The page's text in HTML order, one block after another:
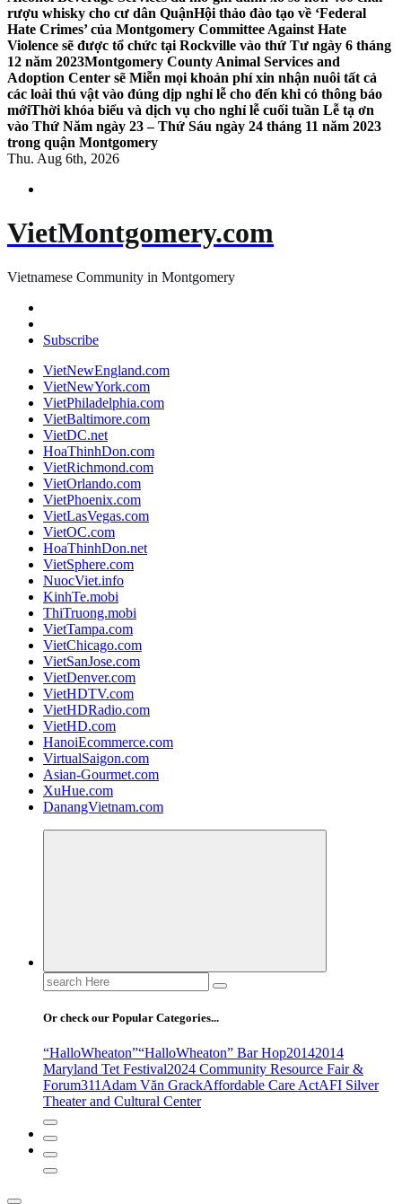
rượu whisky cho cư dân QuậnHội thảo đào tạo về ‘Federal
Hate Crimes’ của Montgomery Committee Against Hate
Violence sẽ được tổ chức tại Rockville vào thứ Tư ngày 6 tháng
12 năm 2023Montgomery County Animal Services and
Adoption Center sẽ Miễn mọi khoản phí xin nhận nuôi tất cả
các loài thú vật vào đúng dịp nghỉ lễ cho đến khi có thông báo
mớiThời khóa biểu và dịch vụ cho nghỉ lễ cuối tuần Lễ tạ ơn
vào Thứ Năm ngày 23 – Thứ Sáu ngày 24 tháng 11 năm 2023
trong quận Montgomery
Thu. Aug 6th, 2026
VietMontgomery.com
Vietnamese Community in Montgomery
Subscribe
VietNewEngland.com
VietNewYork.com
VietPhiladelphia.com
VietBaltimore.com
VietDC.net
HoaThinhDon.com
VietRichmond.com
VietOrlando.com
VietPhoenix.com
VietLasVegas.com
VietOC.com
HoaThinhDon.net
VietSphere.com
NuocViet.info
KinhTe.mobi
ThiTruong.mobi
VietTampa.com
VietChicago.com
VietSanJose.com
VietDenver.com
VietHDTV.com
VietHDRadio.com
VietHD.com
HanoiEcommerce.com
VirtualSaigon.com
Asian-Gourmet.com
XuHue.com
DanangVietnam.com
Search
for:
Or check our Popular Categories...
“HalloWheaton”“HalloWheaton” Bar Hop20142014
Maryland Tet Festival2024 Community Resource Fair &
Forum311 Adam Văn GrackAffordable Care ActAFI Silver
Theater and Cultural Center